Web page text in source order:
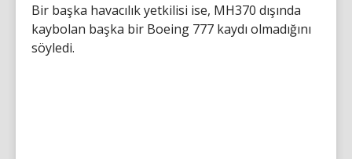
Bir başka havacılık yetkilisi ise, MH370 dışında
kaybolan başka bir Boeing 777 kaydı olmadığını
söyledi.